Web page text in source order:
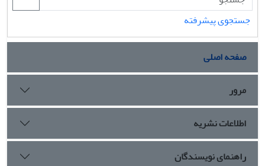
جستجوی پیشرفته
صفحه اصلی
مرور
اطلاعات نشریه
راهنمای نویسندگان